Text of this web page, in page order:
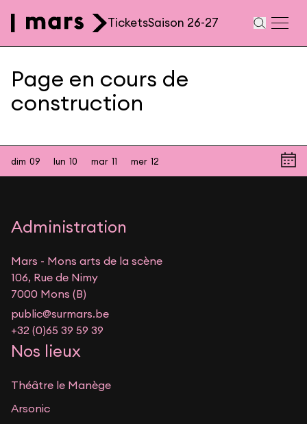
Navigation
TicketsSaison 26-27
Page en cours de
construction
dim 09 lun 10 mar 11 mer 12
Administration
Mars - Mons arts de la scène
106, Rue de Nimy
7000 Mons (B)
public@surmars.be
+32 (0)65 39 59 39
Nos lieux
Théâtre le Manège
Arsonic